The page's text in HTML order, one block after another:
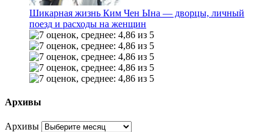
Шикарная жизнь Ким Чен Ына — дворцы, личный
поезд и расходы на женщин
Архивы
Архивы